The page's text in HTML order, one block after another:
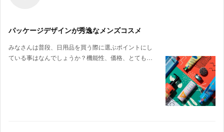
パッケージデザインが秀逸なメンズコスメ
みなさんは普段、日用品を買う際に選ぶポイントにし
ている事はなんでしょうか？機能性、価格、とても…